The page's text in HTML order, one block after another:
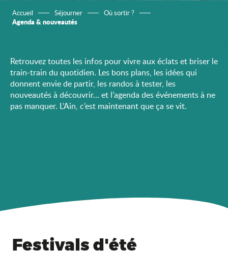
Accueil Séjourner Où sortir ?
Agenda & nouveautés
Retrouvez toutes les infos pour vivre aux éclats et briser le
train-train du quotidien. Les bons plans, les idées qui
donnent envie de partir, les randos à tester, les
nouveautés à découvrir… et l’agenda des événements à ne
pas manquer. L’Ain, c’est maintenant que ça se vit.
Festivals d'été